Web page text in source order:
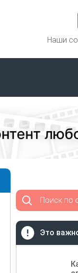
Наши
Поиск по
Это